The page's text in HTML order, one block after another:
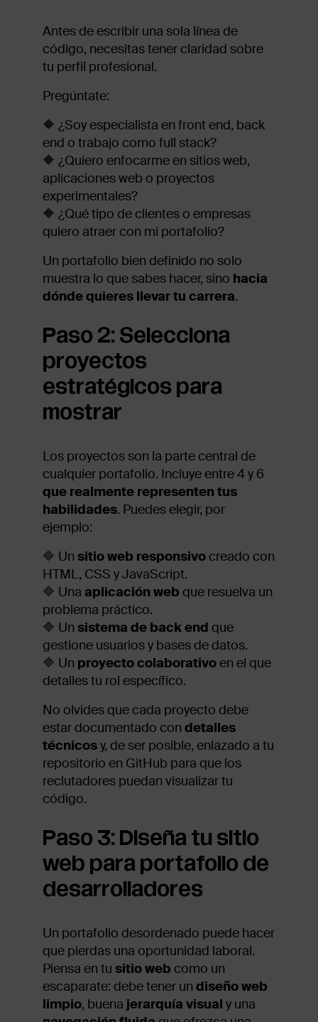
Antes de escribir una sola línea de
código, necesitas tener claridad sobre
tu perfil profesional.
Pregúntate:
🔶 ¿Soy especialista en front end, back
end o trabajo como full stack?
🔶 ¿Quiero enfocarme en sitios web,
aplicaciones web o proyectos
experimentales?
🔶 ¿Qué tipo de clientes o empresas
quiero atraer con mi portafolio?
Un portafolio bien definido no solo
muestra lo que sabes hacer, sino hacia
dónde quieres llevar tu carrera.
Paso 2: Selecciona
proyectos
estratégicos para
mostrar
Los proyectos son la parte central de
cualquier portafolio. Incluye entre 4 y 6
que realmente representen tus
habilidades. Puedes elegir, por
ejemplo:
🔷 Un sitio web responsivocreado con
HTML, CSS y JavaScript.
🔷 Una aplicación web que resuelva un
problema práctico.
🔷 Un sistema de back end que
gestione usuarios y bases de datos.
🔷 Un proyecto colaborativoen el que
detalles tu rol específico.
No olvides que cada proyecto debe
estar documentado con detalles
técnicosy, de ser posible, enlazado a tu
repositorio en GitHub para que los
reclutadores puedan visualizar tu
código.
Paso 3: Diseña tu sitio
web para portafolio de
desarrolladores
Un portafolio desordenado puede hacer
que pierdas una oportunidad laboral.
Piensa en tu sitio web como un
escaparate: debe tener un diseño web
limpio, buena jerarquía visual y una